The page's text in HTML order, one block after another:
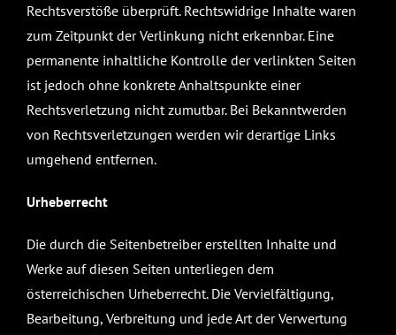
Rechtsverstöße überprüft. Rechtswidrige Inhalte waren
zum Zeitpunkt der Verlinkung nicht erkennbar. Eine
permanente inhaltliche Kontrolle der verlinkten Seiten
ist jedoch ohne konkrete Anhaltspunkte einer
Rechtsverletzung nicht zumutbar. Bei Bekanntwerden
von Rechtsverletzungen werden wir derartige Links
umgehend entfernen.
Urheberrecht
Die durch die Seitenbetreiber erstellten Inhalte und
Werke auf diesen Seiten unterliegen dem
österreichischen Urheberrecht. Die Vervielfältigung,
Bearbeitung, Verbreitung und jede Art der Verwertung